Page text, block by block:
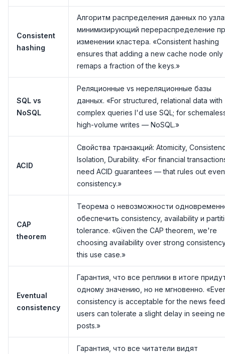
Consistent
hashing
Алгоритм распределения данных по
минимизирующий перераспределение
изменении кластера. «Consistent hashing
ensures that adding a new cache node only
remaps a fraction of the keys.»
SQL vs
NoSQL
Реляционные vs нереляционные базы
данных. «For structured, relational data with
complex queries I'd use SQL; for
high-volume writes — NoSQL.»
ACID
Свойства транзакций: Atomicity,
Isolation, Durability. «For financial
need ACID guarantees — that rules out
consistency.»
CAP
theorem
Теорема о невозможности
обеспечить consistency, availability и
tolerance. «Given the CAP theorem, we're
choosing availability over strong
this use case.»
Eventual
consistency
Гарантия, что все реплики в итоге
одному значению, но не мгновенно.
consistency is acceptable for the news
users can tolerate a slight delay in seeing
posts.»
Гарантия, что все читатели видят